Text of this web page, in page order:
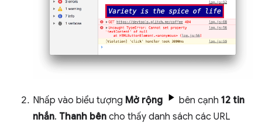
Nhấp vào biểu tượng Mở rộng bên cạnh 12 tin
nhắn. Thanh bên cho thấy danh sách các URL